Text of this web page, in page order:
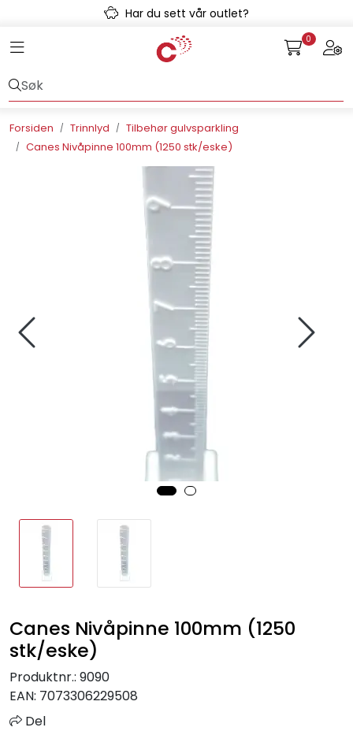
Skip to main contentHar du sett vår outlet?
Toggle navigation 0
Forsiden Trinnlyd
Tilbehør gulvsparkling
Canes Nivåpinne 100mm (1250 stk/eske)
Canes Nivåpinne 100mm (1250
stk/eske)
Produktnr.: 9090
EAN: 7073306229508
Del
Kulvert
Snøsmelt
Varmeanlegg
Outlet
Utgått av sortiment
Kontakt oss
Retur/reklamasjon